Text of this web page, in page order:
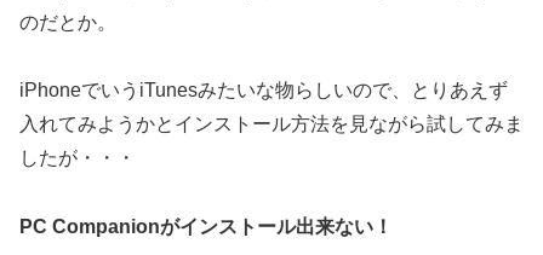
のだとか。
iPhoneでいうiTunesみたいな物らしいので、とりあえず
入れてみようかとインストール方法を見ながら試してみま
したが・・・
PC Companionがインストール出来ない！